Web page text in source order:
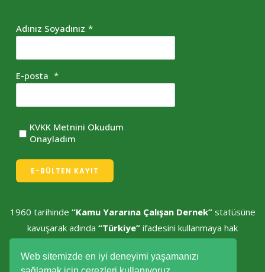
Web sitemizde en iyi deneyimi yaşamanızı
Adınız Soyadınız *
E-posta *
KVKK Metnini Okudum
Onayladım
E-BÜLTEN KAYIT
1960 tarihinde “Kamu Yararına Çalışan Dernek”statüsüne
kavuşarak adında “Türkiye” ifadesini kullanmaya hak